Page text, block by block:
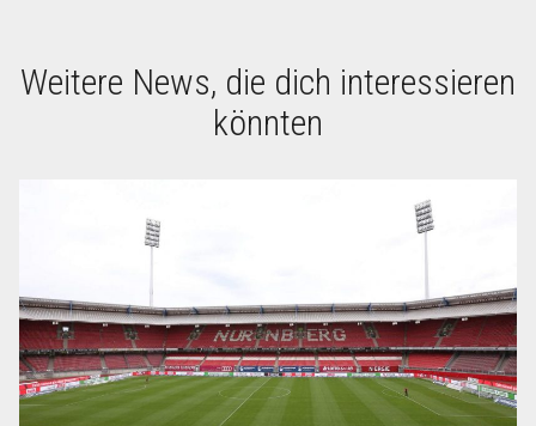
Weitere News, die dich interessieren
könnten